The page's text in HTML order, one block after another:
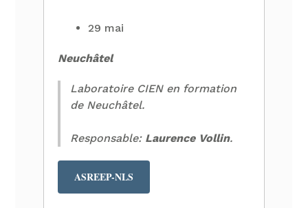
29 mai
Neuchâtel
Laboratoire CIEN en formation
de Neuchâtel.
Responsable: Laurence Vollin.
ASREEP-NLS